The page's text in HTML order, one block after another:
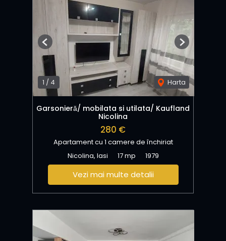
1 / 4 Harta
Previous Next
Garsonieră/ mobilata si utilata/ Kaufland
Nicolina
280 €
Apartament cu 1 camere de închiriat
Nicolina, Iasi
17 mp 1979
Vezi mai multe detalii